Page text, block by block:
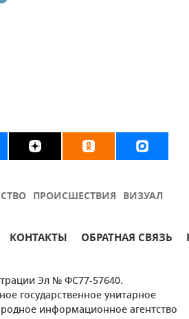
ПРОИСШЕСТВИЯ ВИЗУАЛ
КОНТАКТЫ ОБРАТНАЯ СВЯЗЬ
Эл № ФС77-57640.
государственное унитарное
информационное агентство